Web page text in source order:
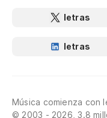
letras
letras
Música comienza con
© 2003 - 2026, 3.8